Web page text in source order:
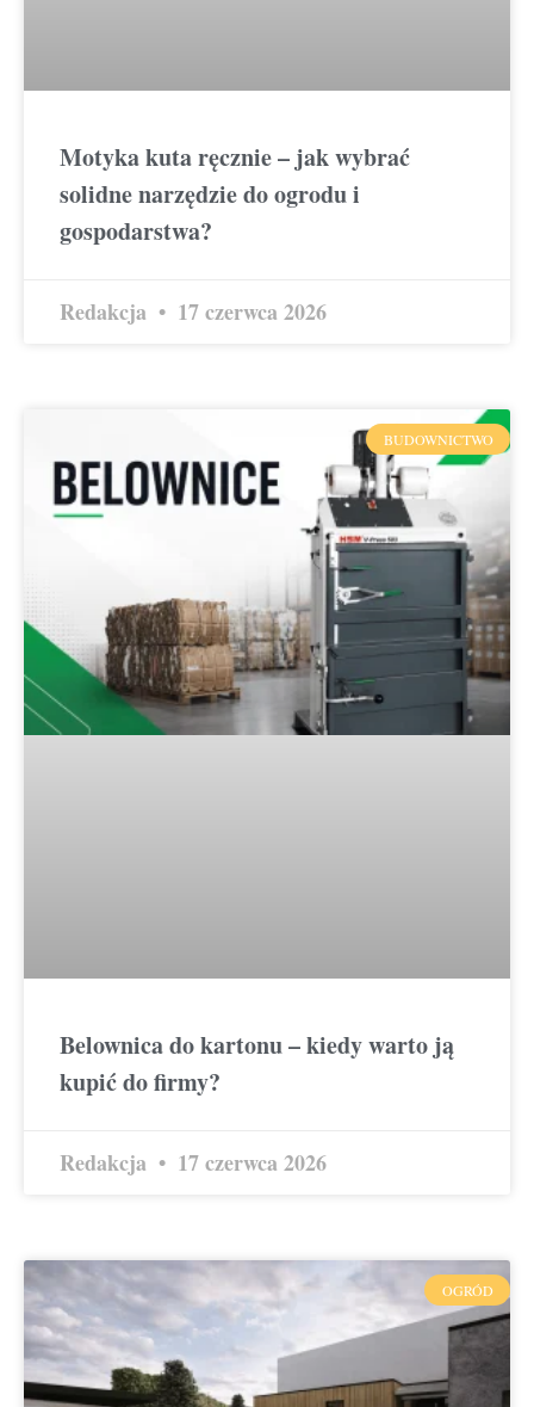
Motyka kuta ręcznie – jak wybrać
solidne narzędzie do ogrodu i
gospodarstwa?
Redakcja 17 czerwca 2026
BUDOWNICTWO
Belownica do kartonu – kiedy warto ją
kupić do firmy?
Redakcja 17 czerwca 2026
OGRÓD